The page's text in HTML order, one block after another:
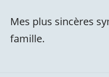
Mes plus sincères
famille.